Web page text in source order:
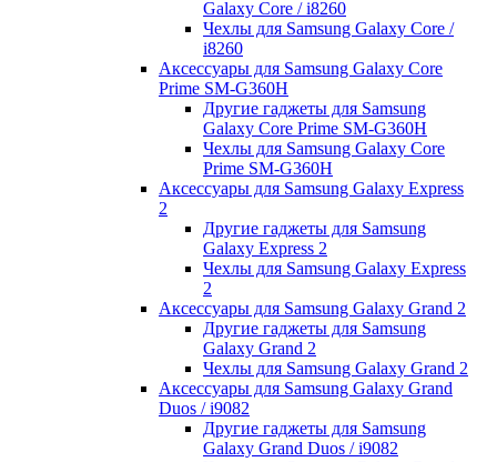
Galaxy Core / i8260
Чехлы для Samsung Galaxy Core /
i8260
Аксессуары для Samsung Galaxy Core
Prime SM-G360H
Другие гаджеты для Samsung
Galaxy Core Prime SM-G360H
Чехлы для Samsung Galaxy Core
Prime SM-G360H
Аксессуары для Samsung Galaxy Express
2
Другие гаджеты для Samsung
Galaxy Express 2
Чехлы для Samsung Galaxy Express
2
Аксессуары для Samsung Galaxy Grand 2
Другие гаджеты для Samsung
Galaxy Grand 2
Чехлы для Samsung Galaxy Grand 2
Аксессуары для Samsung Galaxy Grand
Duos / i9082
Другие гаджеты для Samsung
Galaxy Grand Duos / i9082